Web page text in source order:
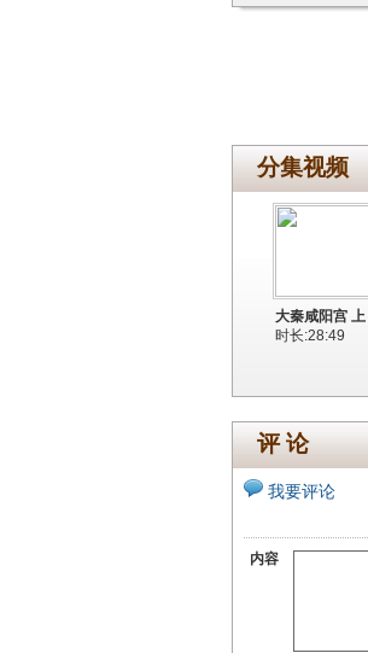
分集视频
大秦咸阳宫 上
时长:28:49
评 论
我要评论
内容